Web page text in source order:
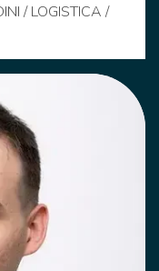
/ LOGISTICA /